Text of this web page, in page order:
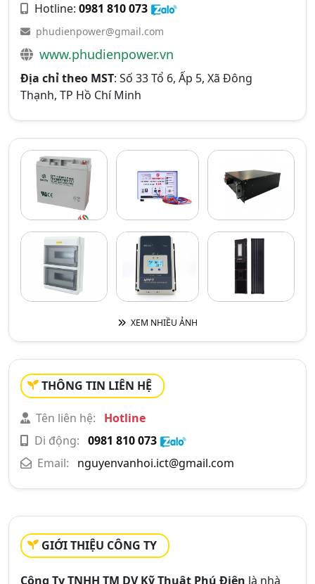
Hotline: 0981 810 073
phudienpower@gmail.com
www.phudienpower.vn
Địa chỉ theo MST: Số 33 Tổ 6, Ấp 5, Xã Đông
Thạnh, TP Hồ Chí Minh
XEM NHIỀU ẢNH
THÔNG TIN LIÊN HỆ
Tên liên hệ:
Hotline
Di động: 0981 810 073
Email:
nguyenvanhoi.ict@gmail.com
GIỚI THIỆU CÔNG TY
Công Ty TNHH TM DV Kỹ Thuật Phú Điện là nhà